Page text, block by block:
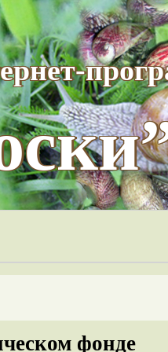
фонде